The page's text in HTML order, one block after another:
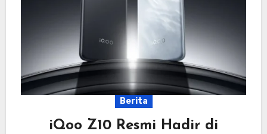
Berita
iQoo Z10 Resmi Hadir di